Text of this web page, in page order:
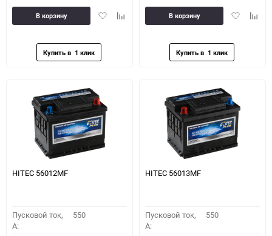
ДобавитьДобавить
В корзину
Добавить
В корзину
HITEC 56012MF
Пусковой ток,
A:
550
HITEC 56013MF
Пусковой ток,
A:
550